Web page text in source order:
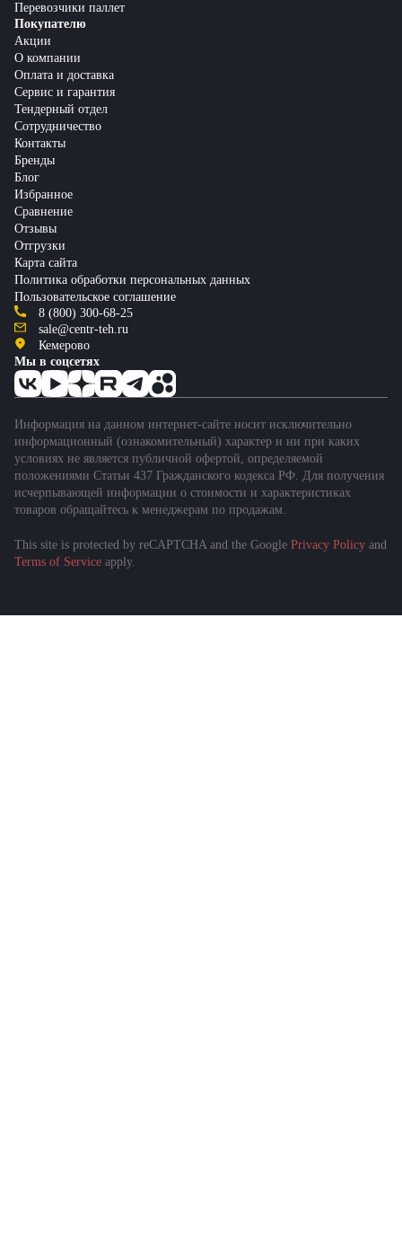
Перевозчики паллет
Покупателю
Акции
О компании
Оплата и доставка
Сервис и гарантия
Тендерный отдел
Сотрудничество
Контакты
Бренды
Блог
Избранное
Сравнение
Отзывы
Отгрузки
Карта сайта
Политика обработки персональных данных
Пользовательское соглашение
8 (800) 300-68-25
sale@centr-teh.ru
Кемерово
Мы в соцсетях
Информация на данном интернет-сайте носит исключительно
информационный (ознакомительный) характер и ни при каких
условиях не является публичной офертой, определяемой
положениями Статьи 437 Гражданского кодекса РФ. Для получения
исчерпывающей информации о стоимости и характеристиках
товаров обращайтесь к менеджерам по продажам.
This site is protected by reCAPTCHA and the Google Privacy Policy and
Terms of Service apply.
Подобрать спецтехнику
за 1 минуту